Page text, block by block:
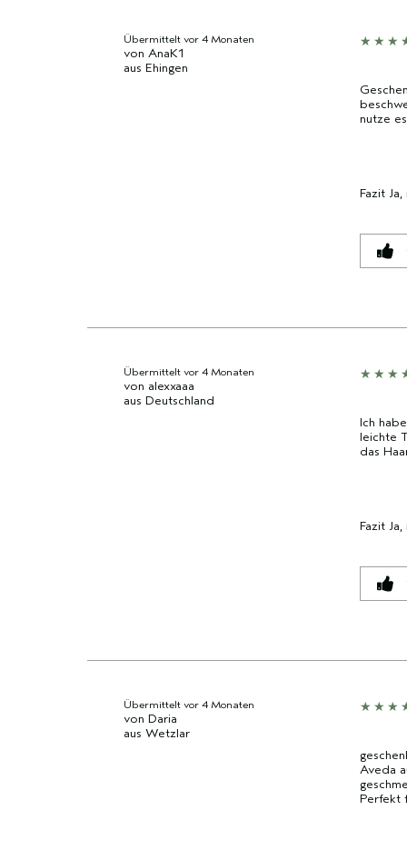
Übermittelt vor 4 Monaten
von AnaK1
aus Ehingen
nutze
Fazit
Übermittelt vor 4 Monaten
von alexxaaa
aus Deutschland
Ich
leichte
das
Fazit
Übermittelt vor 4 Monaten
von Daria
aus Wetzlar
Aveda
Perfekt